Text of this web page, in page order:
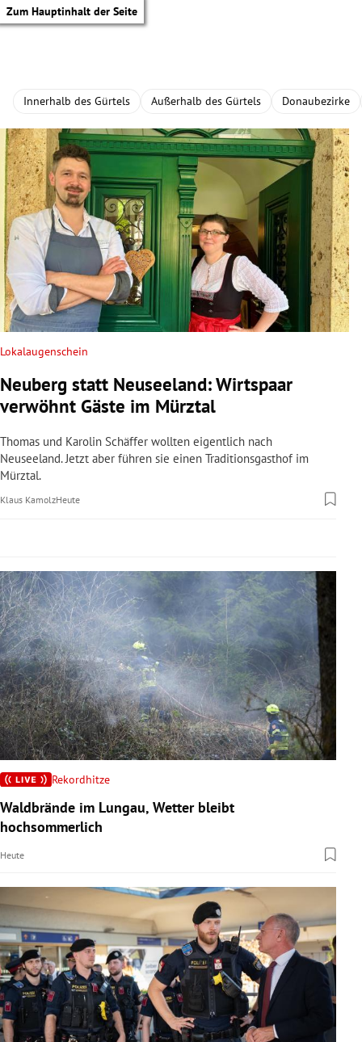
Zum Hauptinhalt der Seite
Untermenü
Untermenü
Untermenü
Untermenü
Untermenü
Untermenü
Untermenü
Untermenü
Innerhalb des Gürtels Außerhalb des Gürtels Donaubezirke
Lokalaugenschein
Neuberg statt Neuseeland: Wirtspaar
verwöhnt Gäste im Mürztal
Thomas und Karolin Schäffer wollten eigentlich nach
Neuseeland. Jetzt aber führen sie einen Traditionsgasthof im
Mürztal.
Klaus KamolzHeute
Rekordhitze
Waldbrände im Lungau, Wetter bleibt
hochsommerlich
Heute